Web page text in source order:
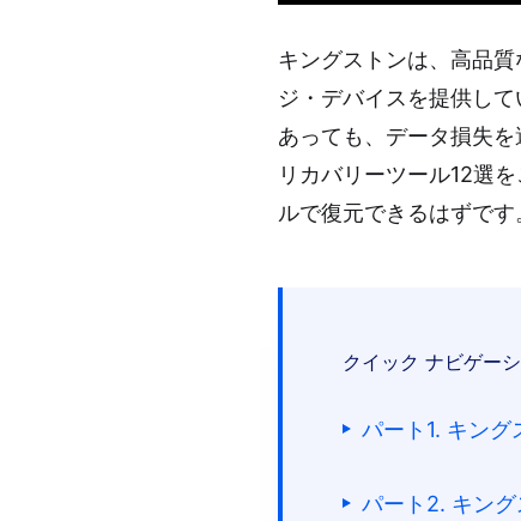
キングストンは、高品
ジ・デバイスを提供し
あっても、データ損失
リカバリーツール12選
ルで復元できるはずで
クイック ナビゲー
パート1. キン
パート2. キン